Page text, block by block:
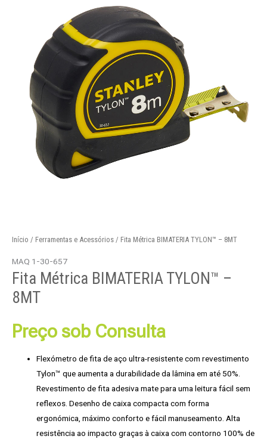
Início / Ferramentas e Acessórios / Fita Métrica BIMATERIA TYLON™ – 8MT
MAQ 1-30-657
Fita Métrica BIMATERIA TYLON™ –
8MT
Preço sob Consulta
Flexómetro de fita de aço ultra-resistente com revestimento
Tylon™ que aumenta a durabilidade da lâmina em até 50%.
Revestimento de fita adesiva mate para uma leitura fácil sem
reflexos. Desenho de caixa compacta com forma
ergonómica, máximo conforto e fácil manuseamento. Alta
resistência ao impacto graças à caixa com contorno 100% de